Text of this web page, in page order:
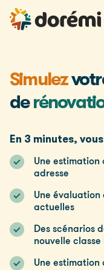
Simulez
de
En 3 minutes,
Une estimation
adresse
Une
actuelles
Des scénarios
nouvelle classe
Une estimation